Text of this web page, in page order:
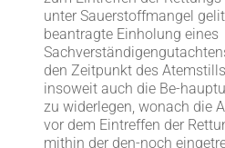
unter Sauerstoffmangel
beantragte Einholung eines
den Zeitpunkt des
insoweit auch die Be-
zu widerlegen, wonach die
vor dem Eintreffen der
mithin der den-noch